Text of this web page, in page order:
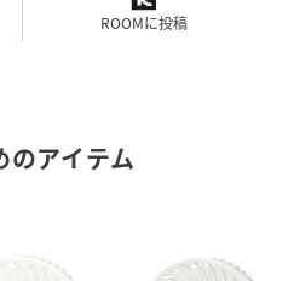
製品、マット、パネル、樹脂
た状態で取り付けてください。
込むと破損する可能性がありま
ROOMに投稿
のアイテム